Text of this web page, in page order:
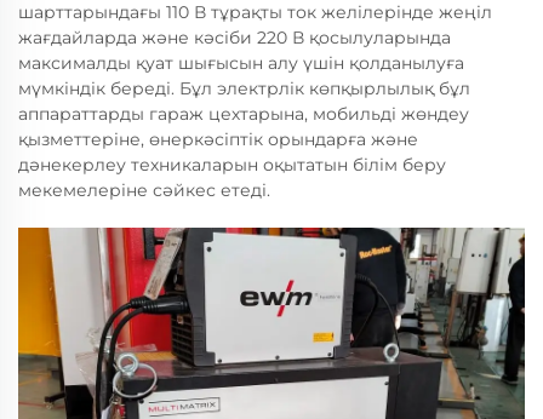
шарттарындағы 110 В тұрақты ток желілерінде жеңіл
жағдайларда және кәсіби 220 В қосылуларында
максималды қуат шығысын алу үшін қолданылуға
мүмкіндік береді. Бұл электрлік көпқырлылық бұл
аппараттарды гараж цехтарына, мобильді жөндеу
қызметтеріне, өнеркәсіптік орындарға және
дәнекерлеу техникаларын оқытатын білім беру
мекемелеріне сәйкес етеді.